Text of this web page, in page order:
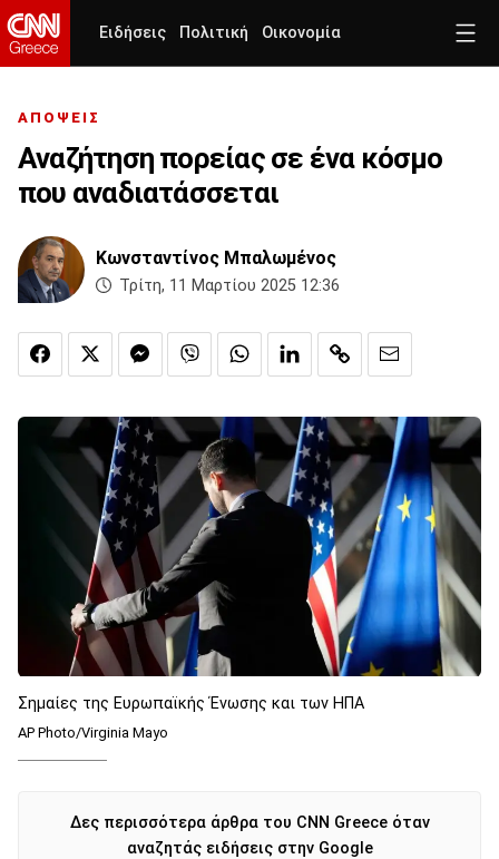
Ειδήσεις Πολιτική Οικονομία
ΑΠΟΨΕΙΣ
Αναζήτηση πορείας σε ένα κόσμο
που αναδιατάσσεται
Κωνσταντίνος Μπαλωμένος
Τρίτη, 11 Μαρτίου 2025 12:36
Σημαίες της Ευρωπαϊκής Ένωσης και των ΗΠΑ
AP Photo/Virginia Mayo
Δες περισσότερα άρθρα του CNN Greece όταν
αναζητάς ειδήσεις στην Google